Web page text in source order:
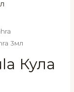
3мл
Кула